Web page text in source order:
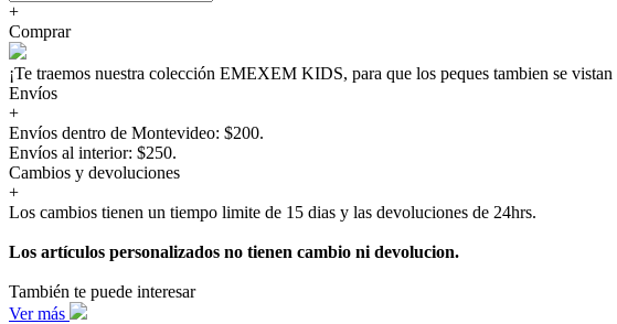
+
Comprar
¡Te traemos nuestra colección EMEXEM KIDS, para que los peques tambien se
Envíos
+
Envíos dentro de Montevideo: $200.
Envíos al interior: $250.
Cambios y devoluciones
+
Los cambios tienen un tiempo limite de 15 dias y las devoluciones de 24hrs.
Los artículos personalizados no tienen cambio ni devolucion.
También te puede interesar
Ver más